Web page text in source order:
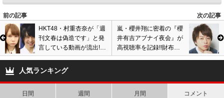
7 ミッツ ( 2014年10月26日 9:36 PM ) ID:NGVmYWY5N2
セカオワの深瀬さん超かわいそう!!
3 3
8 匿名 ( 2015年1月12日 8:07 PM )
なんかもうすでにどーでもいい＆ほっとけばいい（笑）
まぁきゃりーの人生だからいいんじゃない？
前の記事
次の記事
HKT48・村重杏奈が「週
刊文春は偽造です」と発
言している動画が流出!!
ジャニーズJr.・阿部顕嵐
との熱愛報道の反省無
嵐・櫻井翔に密着の『櫻
井有吉アブナイ夜会』が
高視聴率を記録!!財布や
セカンドバッグの中身な
人気ランキング
日間 週間 月間 コメント